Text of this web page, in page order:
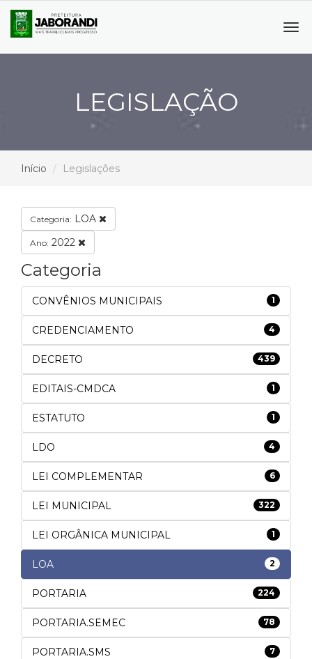
LEGISLAÇÃO
Início Legislações
Categoria: LOA
Ano: 2022
Categoria
CONVÊNIOS MUNICIPAIS 1
CREDENCIAMENTO 4
DECRETO 439
EDITAIS-CMDCA 1
ESTATUTO 1
LDO 4
LEI COMPLEMENTAR 6
LEI MUNICIPAL 322
LEI ORGÂNICA MUNICIPAL 1
LOA 2
PORTARIA 224
PORTARIA.SEMEC 78
PORTARIA.SMS 7